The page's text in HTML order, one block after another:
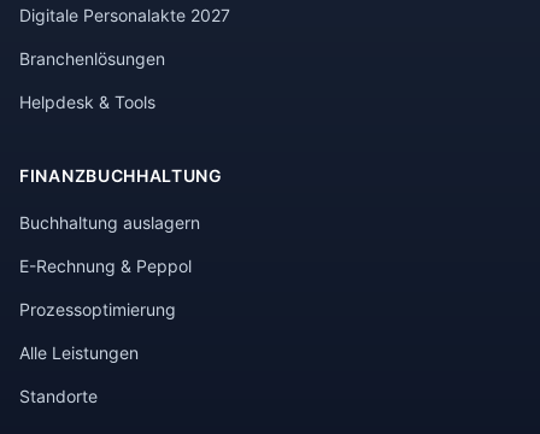
Digitale Personalakte 2027
Branchenlösungen
Helpdesk & Tools
FINANZBUCHHALTUNG
Buchhaltung auslagern
E-Rechnung & Peppol
Prozessoptimierung
Alle Leistungen
Standorte